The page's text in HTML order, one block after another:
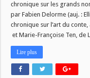
chronique sur les grands
par Fabien Delorme (auj. :
chronique sur l’art du
et Marie-Françoise Ten, de
Lire plus